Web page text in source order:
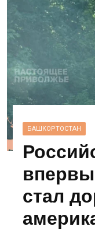
БАШКОРТОСТАН
стал